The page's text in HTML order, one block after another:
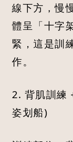
線下方，慢
體呈「十字
緊，這是訓
作。
2. 背肌訓練
姿划船)